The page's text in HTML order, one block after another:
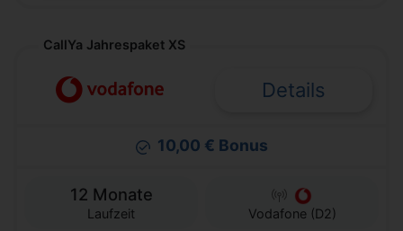
CallYa Jahrespaket XS
Details
10,00 € Bonus
12 Monate
Laufzeit Vodafone (D2)